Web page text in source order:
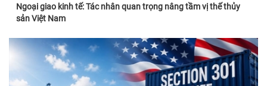
Ngoại giao kinh tế: Tác nhân quan trọng nâng tầm vị thế thủy
sản Việt Nam